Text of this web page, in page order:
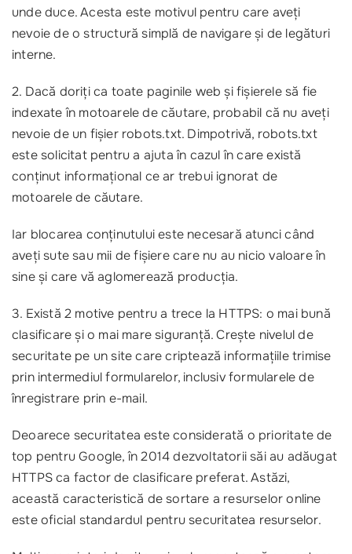
unde duce. Acesta este motivul pentru care aveți
nevoie de o structură simplă de navigare și de legături
interne.
2. Dacă doriți ca toate paginile web și fișierele să fie
indexate în motoarele de căutare, probabil că nu aveți
nevoie de un fișier robots.txt. Dimpotrivă, robots.txt
este solicitat pentru a ajuta în cazul în care există
conținut informațional ce ar trebui ignorat de
motoarele de căutare.
Iar blocarea conținutului este necesară atunci când
aveți sute sau mii de fișiere care nu au nicio valoare în
sine și care vă aglomerează producția.
3. Există 2 motive pentru a trece la HTTPS: o mai bună
clasificare și o mai mare siguranță. Crește nivelul de
securitate pe un site care criptează informațiile trimise
prin intermediul formularelor, inclusiv formularele de
înregistrare prin e-mail.
Deoarece securitatea este considerată o prioritate de
top pentru Google, în 2014 dezvoltatorii săi au adăugat
HTTPS ca factor de clasificare preferat. Astăzi,
această caracteristică de sortare a resurselor online
este oficial standardul pentru securitatea resurselor.